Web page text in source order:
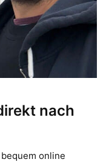
nach
online